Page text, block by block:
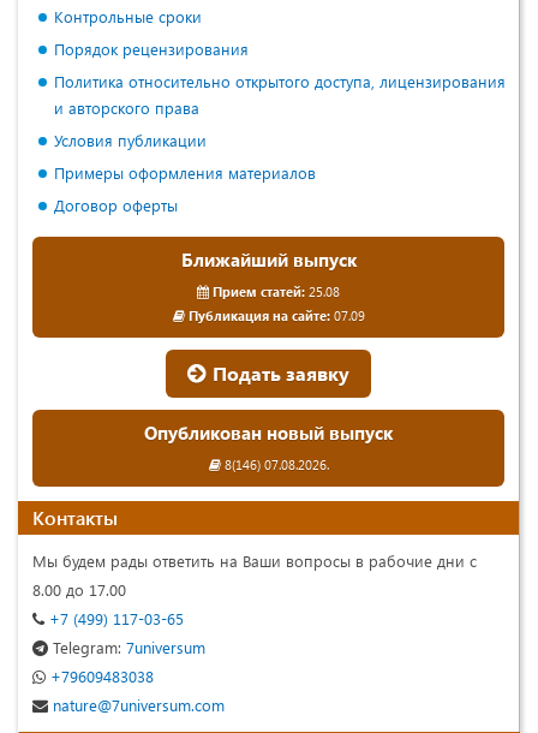
Контрольные сроки
Порядок рецензирования
Политика относительно открытого доступа, лицензирования
и авторского права
Условия публикации
Примеры оформления материалов
Договор оферты
Ближайший выпуск
Прием статей: 25.08
Публикация на сайте:07.09
Подать заявку
Опубликован новый выпуск
8(146) 07.08.2026.
Контакты
Мы будем рады ответить на Ваши вопросы в рабочие дни с
8.00 до 17.00
+7 (499) 117-03-65
Telegram: 7universum
+79609483038
nature@7universum.com